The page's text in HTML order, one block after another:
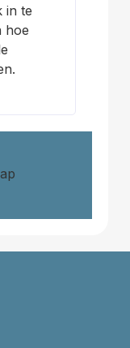
in te
hoe